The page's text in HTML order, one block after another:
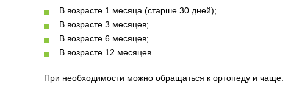
В возрасте 1 месяца (старше 30 дней);
В возрасте 3 месяцев;
В возрасте 6 месяцев;
В возрасте 12 месяцев.
При необходимости можно обращаться к ортопеду и чаще.